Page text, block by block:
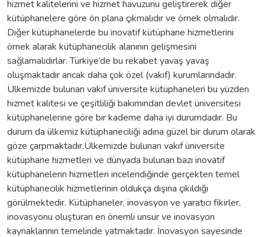
hizmet kalitelerini ve hizmet havuzunu geliştirerek diğer
kütüphanelere göre ön plana çıkmalıdır ve örnek olmalıdır.
Diğer kütüphanelerde bu inovatif kütüphane hizmetlerini
örnek alarak kütüphanecilik alanının gelişmesini
sağlamalıdırlar. Türkiye’de bu rekabet yavaş yavaş
oluşmaktadır ancak daha çok özel (vakıf) kurumlarındadır.
Ülkemizde bulunan vakıf üniversite kütüphaneleri bu yüzden
hizmet kalitesi ve çeşitliliği bakımından devlet üniversitesi
kütüphanelerine göre bir kademe daha iyi durumdadır. Bu
durum da ülkemiz kütüphaneciliği adına güzel bir durum olarak
göze çarpmaktadır.Ülkemizde bulunan vakıf üniversite
kütüphane hizmetleri ve dünyada bulunan bazı inovatif
kütüphanelerin hizmetleri incelendiğinde gerçekten temel
kütüphanecilik hizmetlerinin oldukça dışına çıkıldığı
görülmektedir. Kütüphaneler, inovasyon ve yaratıcı fikirler,
inovasyonu oluşturan en önemli unsur ve inovasyon
kaynaklarının temelinde yatmaktadır. İnovasyon sayesinde